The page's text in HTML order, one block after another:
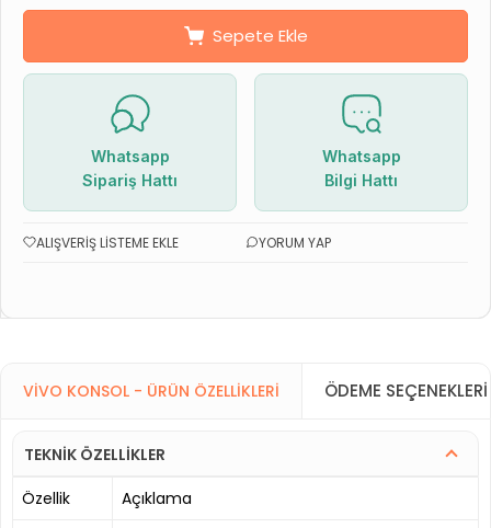
Sepete Ekle
Whatsapp
Sipariş Hattı
Whatsapp
Bilgi Hattı
ALIŞVERIŞ LISTEME EKLE YORUM YAP
VIVO KONSOL - ÜRÜN ÖZELLIKLERI ÖDEME SEÇENEKLERI
TEKNİK ÖZELLİKLER
Özellik
Açıklama